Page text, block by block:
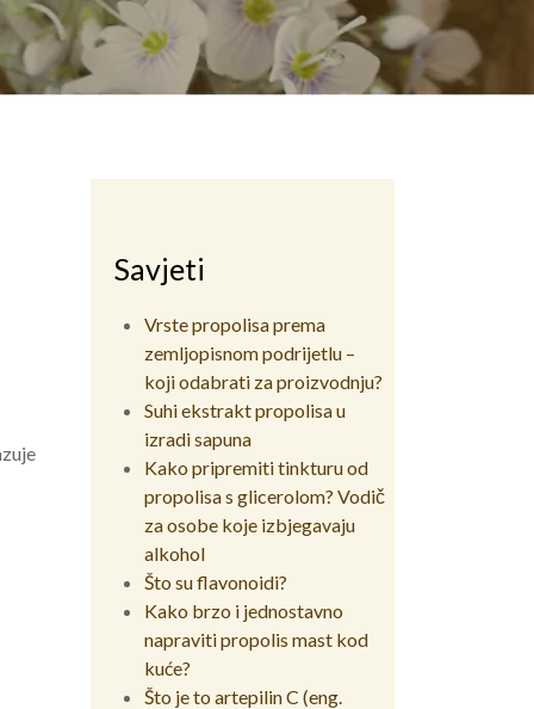
Savjeti
Vrste propolisa prema
zemljopisnom podrijetlu –
koji odabrati za proizvodnju?
Suhi ekstrakt propolisa u
izradi sapuna
Kako pripremiti tinkturu od
propolisa s glicerolom? Vodič
za osobe koje izbjegavaju
alkohol
Što su flavonoidi?
Kako brzo i jednostavno
napraviti propolis mast kod
kuće?
Što je to artepilin C (eng.